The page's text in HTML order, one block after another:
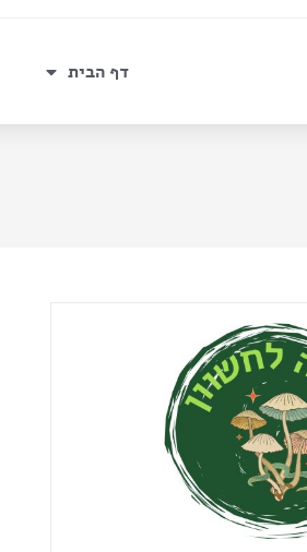
דף הבית